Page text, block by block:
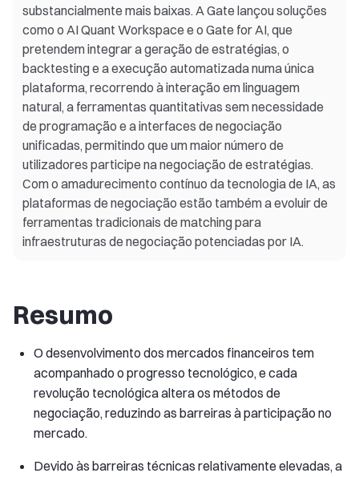
substancialmente mais baixas. A Gate lançou soluções
como o AI Quant Workspace e o Gate for AI, que
pretendem integrar a geração de estratégias, o
backtesting e a execução automatizada numa única
plataforma, recorrendo à interação em linguagem
natural, a ferramentas quantitativas sem necessidade
de programação e a interfaces de negociação
unificadas, permitindo que um maior número de
utilizadores participe na negociação de estratégias.
Com o amadurecimento contínuo da tecnologia de IA, as
plataformas de negociação estão também a evoluir de
ferramentas tradicionais de matching para
infraestruturas de negociação potenciadas por IA.
Resumo
O desenvolvimento dos mercados financeiros tem
acompanhado o progresso tecnológico, e cada
revolução tecnológica altera os métodos de
negociação, reduzindo as barreiras à participação no
mercado.
Devido às barreiras técnicas relativamente elevadas, a